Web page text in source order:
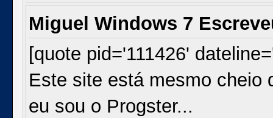
Miguel Windows 7
[quote pid='111426'
Este site está mesmo cheio
eu sou o Progster...